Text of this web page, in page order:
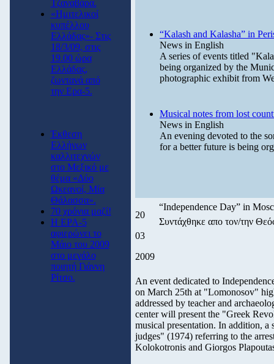
Τζαναβάρα.
«Ημιτελικοί
κυπέλλου
Ελλάδας»- Στις
18/3/09, στις
19.00 ώρα
Ελλάδας,
ζωντανά από
την Ερα-5.
Έκθεση
Ελλήνων
καλλιτεχνών
στο Μεξικό με
θέμα «Δύο
Ωκεανοί, Μία
Θάλασσα».
70 χρόνια μαζί!
Η ΕΡΑ-5
αφιερώνει το
Μάιο του 2009
στο μεγάλο
ποιητή Γιάννη
Ρίτσο.
“Kalash and Kalasha” in
News in English
A series of events titled
being organized by the
photographic exhibit from
Musical notes from lost
News in English
An evening devoted to the
for a better future is being
20
03
2009
“Independence Day” in
Συντάχθηκε απο τον/την
An event dedicated to
on March 25th at "Lomonosov"
addressed by teacher and
center will present the "Greek
musical presentation. In addition,
judges" (1974) referring to the
Kolokotronis and Giorgos